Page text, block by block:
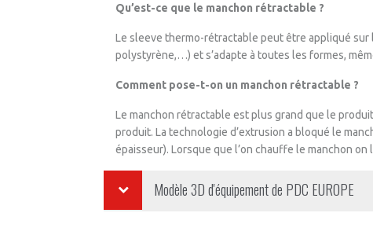
Qu’est-ce que le manchon rétractable ?
Le sleeve thermo-rétractable peut être appliqué sur
polystyrène,…) et s’adapte à toutes les formes,
Comment pose-t-on un manchon rétractable ?
Le manchon rétractable est plus grand que le
produit. La technologie d’extrusion a bloqué le
épaisseur). Lorsque que l’on chauffe le manchon
Modèle 3D d'équipement de PDC EUROPE